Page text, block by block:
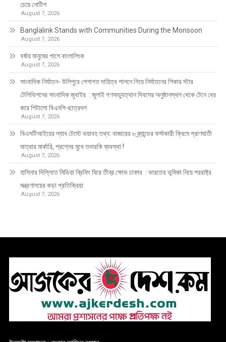
চেয়ে নোটিশ
August 7, 2026
Banglalink Stands with Communities During the Monsoon
August 7, 2026
বর্ষায় মানুষের পাশে বাংলালিংক
August 7, 2026
সাংবাদিক নির্যাতন- উলিপুরে পেশাগত দায়িত্ব পালনে গিয়ে নির্যাতনের শিকার স্টার
টেলিভিশনের সাংবাদিক জুবাইর : জুলাই গণঅভ্যুত্থান দিবসের অনুষ্ঠানস্থল থেকে টেনে বের
করে পিটালো বিএনপি-ছাত্রদল
August 7, 2026
বিএসটিআইয়ের ল্যাব টেস্টে ভয়াবহ তথ্য: বাজারের ৮ ব্র্যান্ডের ফর্সাকারী ক্রিমে প্রাণঘাতী
মাত্রার মার্কারি, প্রশ্নের মুখে তদারকি ব্যবস্থা !
August 7, 2026
হাসিনার দিল্লিতে মিডিয়া ব্রিফিং ঘিরে তীব্র ক্ষোভ ঢাকার : ভারতের ভূমিকা নিয়ে পররাষ্ট্র
মন্ত্রণালয়ের কড়া প্রতিক্রিয়া
August 7, 2026